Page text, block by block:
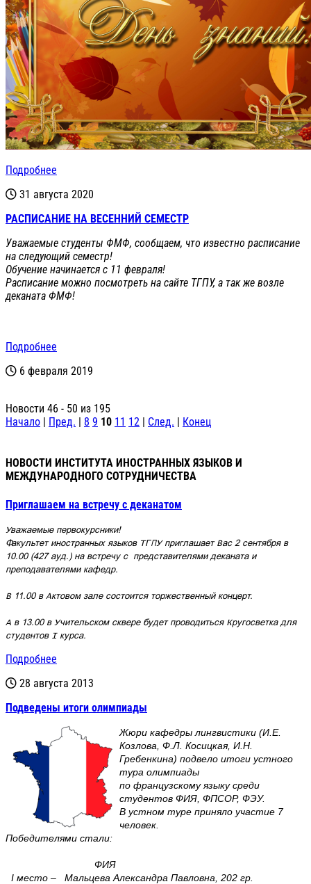
Подробнее
31 августа 2020
РАСПИСАНИЕ НА ВЕСЕННИЙ СЕМЕСТР
Уважаемые студенты ФМФ, сообщаем, что известно расписание
на следующий семестр!
Обучение начинается с 11 февраля!
Расписание можно посмотреть на сайте ТГПУ, а так же возле
деканата ФМФ!
Подробнее
6 февраля 2019
Новости 46 - 50 из 195
Начало | Пред. | 8 9 10 11 12 | След. | Конец
НОВОСТИ ИНСТИТУТА ИНОСТРАННЫХ ЯЗЫКОВ И
МЕЖДУНАРОДНОГО СОТРУДНИЧЕСТВА
Приглашаем на встречу с деканатом
Уважаемые первокурсники!
Факультет иностранных языков ТГПУ приглашает Вас 2 сентября в
10.00 (427 ауд.) на встречу с представителями деканата и
преподавателями кафедр.
В 11.00 в Актовом залесостоится торжественный концерт.
А в 13.00 в Учительском сквере будет проводиться Кругосветка для
студентов I курса.
Подробнее
28 августа 2013
Подведены итоги олимпиады
Жюри кафедры лингвистики (И.Е.
Козлова, Ф.Л. Косицкая, И.Н.
Гребенкина) подвело итоги устного
тура олимпиады
по французскому языку среди
студентов ФИЯ, ФПСОР, ФЭУ.
В устном туре приняло участие 7
человек.
Победителями стали:
ФИЯ
I место – Мальцева Александра Павловна, 202 гр.